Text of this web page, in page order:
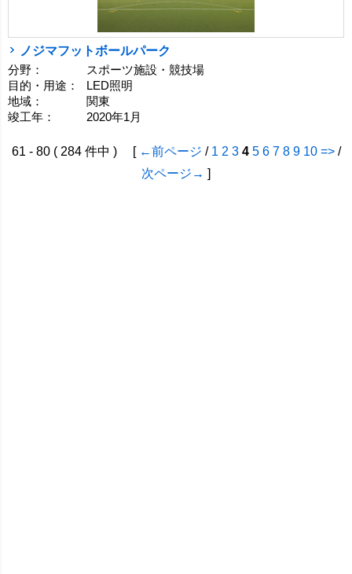
ノジマフットボールパーク
分野：
スポーツ施設・競技場
目的・用途：
LED照明
地域：
関東
竣工年：
2020年1月
61 - 80 ( 284 件中 ) [ ←前ページ / 1 2 3 4 5 6 7 8 9 10 =>/
次ページ→ ]